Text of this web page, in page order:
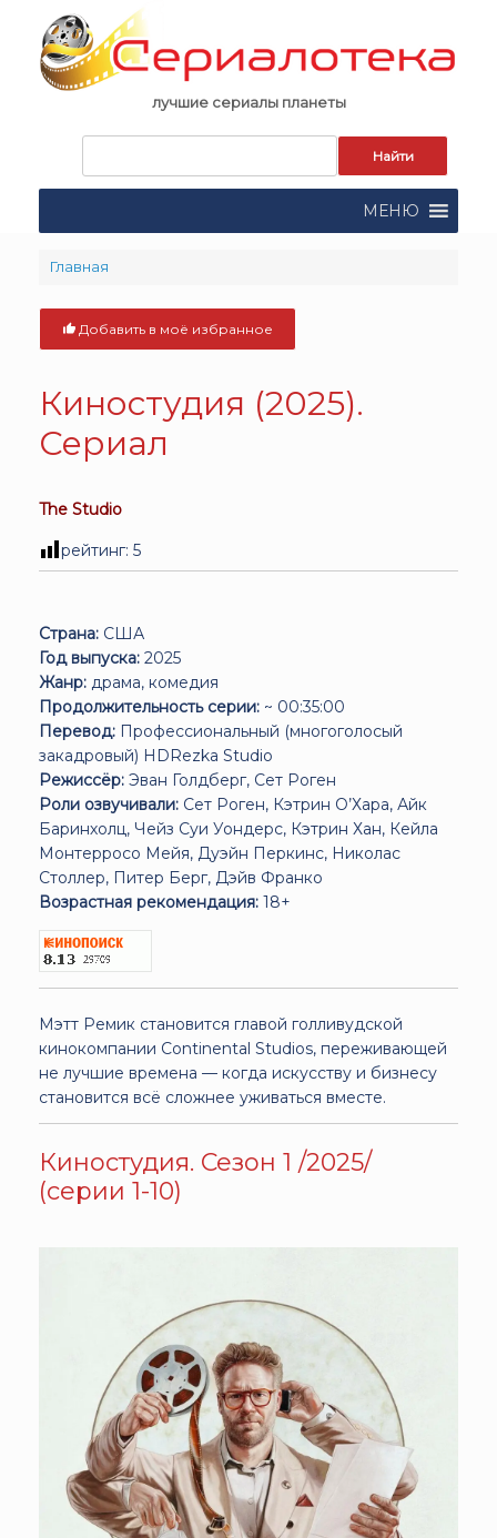
content
лучшие сериалы планеты
поиска:
МЕНЮ
Главная
Добавить в моё избранное
Киностудия (2025).
Сериал
The Studio
рейтинг: 5
Страна: США
Год выпуска: 2025
Жанр: драма, комедия
Продолжительность серии: ~ 00:35:00
Перевод: Профессиональный (многоголосый
закадровый) HDRezka Studio
Режиссёр: Эван Голдберг, Сет Роген
Роли озвучивали: Сет Роген, Кэтрин О’Хара, Айк
Баринхолц, Чейз Суи Уондерс, Кэтрин Хан, Кейла
Монтерросо Мейя, Дуэйн Перкинс, Николас
Столлер, Питер Берг, Дэйв Франко
Возрастная рекомендация: 18+
Мэтт Ремик становится главой голливудской
кинокомпании Continental Studios, переживающей
не лучшие времена — когда искусству и бизнесу
становится всё сложнее уживаться вместе.
Киностудия. Сезон 1 /2025/
(серии 1-10)